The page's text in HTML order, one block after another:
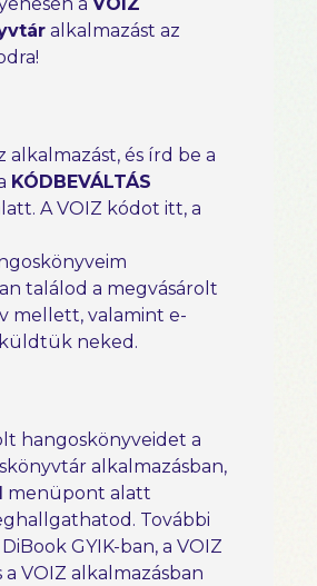
a VOIZ
alkalmazást az
alkalmazást, és írd be a
KÓDBEVÁLTÁS
A VOIZ kódot itt, a
találod a megvásárolt
mellett, valamint e-
neked.
hangoskönyveidet a
alkalmazásban,
menüpont alatt
További
GYIK-ban, a VOIZ
a VOIZ alkalmazásban